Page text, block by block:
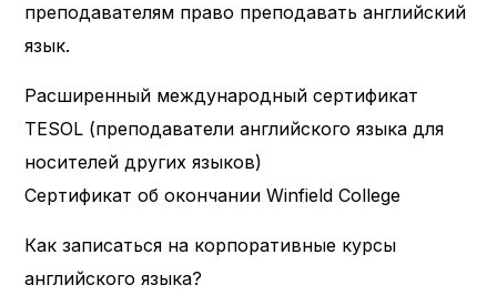
преподавателям право преподавать английский
язык.
Расширенный международный сертификат
TESOL (преподаватели английского языка для
носителей других языков)
Сертификат об окончании Winfield College
Как записаться на корпоративные курсы
английского языка?